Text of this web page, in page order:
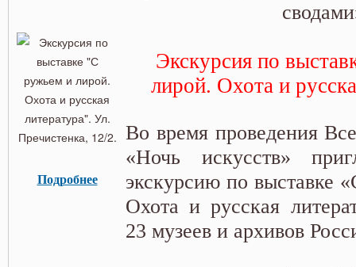
Подробнее
Экскурсия по
лирой. Охота и
Во время проведения
«Ночь искусств»
экскурсию по выставке
Охота и русская
23 музеев и архивов